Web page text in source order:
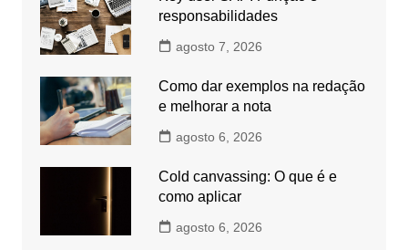
responsabilidades
agosto 7, 2026
Como dar exemplos na redação
e melhorar a nota
agosto 6, 2026
Cold canvassing: O que é e
como aplicar
agosto 6, 2026